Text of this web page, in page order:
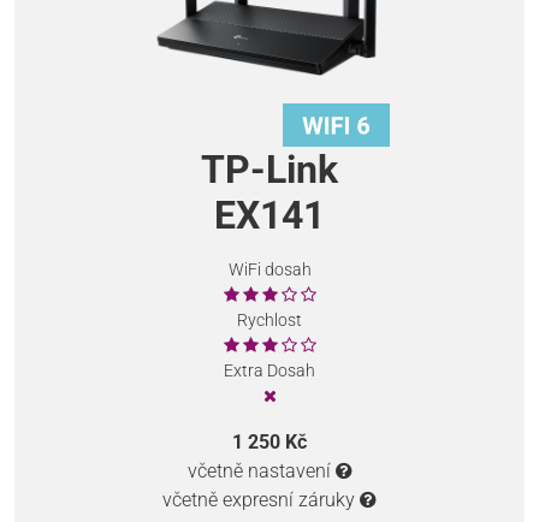
TP-Link
EX141
WiFi dosah
Rychlost
Extra Dosah
1 250 Kč
včetně nastavení
včetně expresní záruky